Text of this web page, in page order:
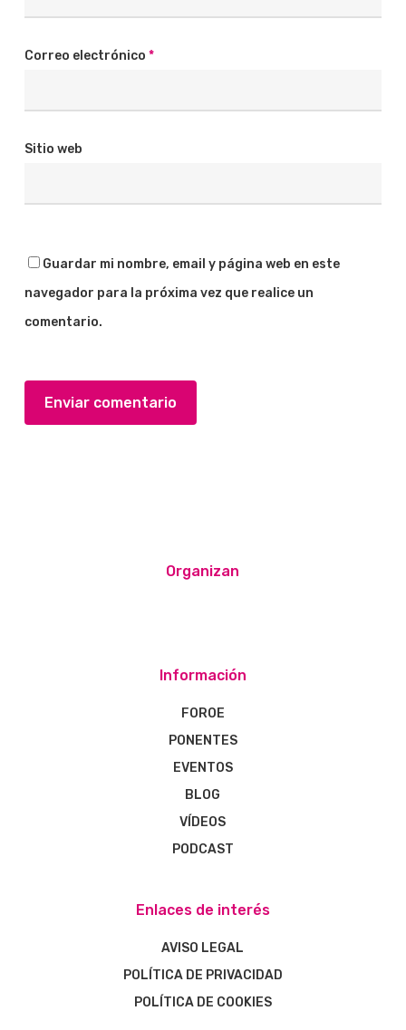
Correo electrónico *
Sitio web
Guardar mi nombre, email y página web en este
navegador para la próxima vez que realice un
comentario.
Organizan
Información
FOROE
PONENTES
EVENTOS
BLOG
VÍDEOS
PODCAST
Enlaces de interés
AVISO LEGAL
POLÍTICA DE PRIVACIDAD
POLÍTICA DE COOKIES